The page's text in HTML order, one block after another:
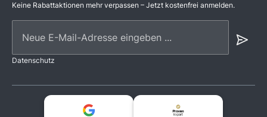
Keine Rabattaktionen mehr verpassen – Jetzt kostenfrei anmelden.
Datenschutz